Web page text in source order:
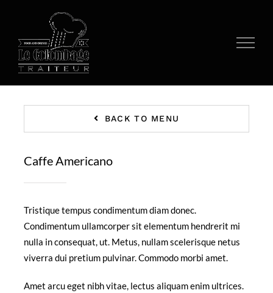
contenu
BACK TO MENU
Caffe Americano
Tristique tempus condimentum diam donec.
Condimentum ullamcorper sit elementum hendrerit mi
nulla in consequat, ut. Metus, nullam scelerisque netus
viverra dui pretium pulvinar. Commodo morbi amet.
Amet arcu eget nibh vitae, lectus aliquam enim ultrices.